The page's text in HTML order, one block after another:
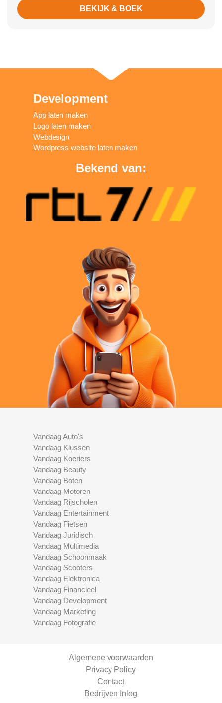
BEKIJK & BOEK
Development
App laten maken
Logo laten maken
Webdesign
Wordpress website laten maken
Bekend van:
Vandaag Auto's
Vandaag Klussen
Vandaag Koeriers
Vandaag Beauty
Vandaag Boten
Vandaag Motoren
Vandaag Rijscholen
Vandaag Entertainment
Vandaag Fietsen
Vandaag Juridisch
Vandaag Multimedia
Vandaag Schoonmaak
Vandaag Scooters
Vandaag Elektronica
Vandaag Financieel
Vandaag Development
Vandaag Marketing
Vandaag Fotografie
Algemene voorwaarden
Privacy Policy
Contact
Bedrijven Inlog